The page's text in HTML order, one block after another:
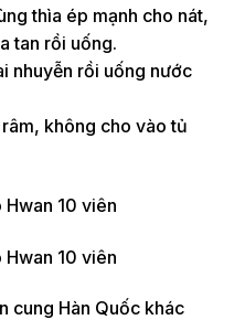
thìa ép mạnh cho nát,
tan rồi uống.
nhuyễn rồi uống nước
không cho vào tủ
cung Hàn Quốc khác